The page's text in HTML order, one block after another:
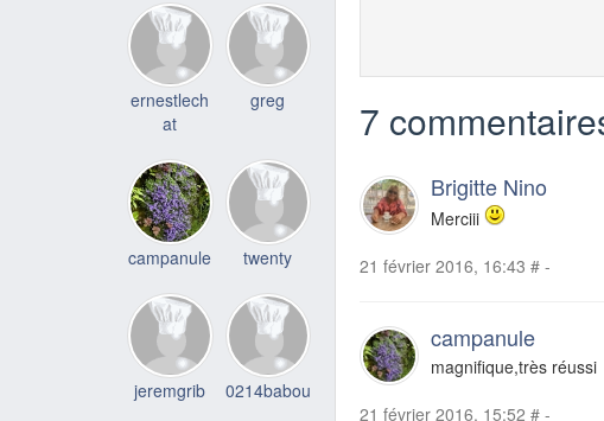
7
Brigitte Nino
Merciii
21 février 2016, 16:43 # -
campanule
magnifique,très réussi
21 février 2016, 15:52 # -
ernestlech
at
greg
campanule twenty
jeremgrib 0214babou